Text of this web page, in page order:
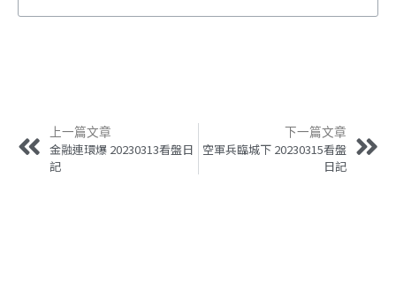
上一篇文章
金融連環爆 20230313看盤日
記
下一篇文章
空軍兵臨城下 20230315看盤
日記